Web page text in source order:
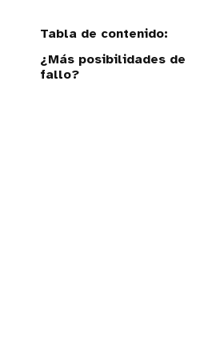
¿Más posibilidades de
fallo?